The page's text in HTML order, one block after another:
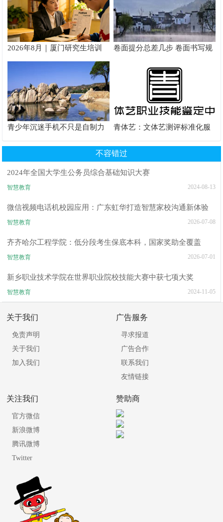
2026年8月｜厦门研究生培训
推荐
卷面提分总差几步 卷面书写规
青少年沉迷手机不只是自制力
青体艺：文体艺测评标准化服
不容错过
2024年全国大学生公务员综合基础知识大赛
智慧教育 2024-08-13
微信视频电话机校园应用：广东虹华打造智慧家校沟通新体验
智慧教育 2026-07-08
齐齐哈尔工程学院：低分段考生保底本科，国家奖助全覆盖
智慧教育 2026-07-01
新乡职业技术学院在世界职业院校技能大赛中获七项大奖
智慧教育 2024-11-05
关于我们
免责声明
关于我们
加入我们
广告服务
寻求报道
广告合作
联系我们
友情链接
关注我们
官方微信
新浪微博
腾讯微博
Twitter
赞助商